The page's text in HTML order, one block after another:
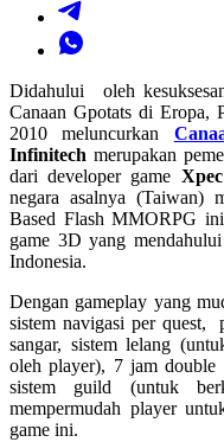
Didahului oleh
Canaan Gpotats di Eropa,
2010 meluncurkan
Infinitech merupakan
dari developer game Xpec
negara asalnya (Taiwan)
Based Flash MMORPG
game 3D yang
Indonesia.
Dengan gameplay yang
sistem navigasi per quest,
sangar, sistem lelang
oleh player), 7 jam double
sistem guild (untuk
mempermudah player
game ini.